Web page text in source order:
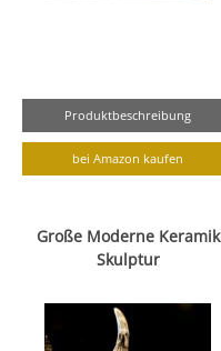
Produktbeschreibung
bei Amazon kaufen
Große Moderne Keramik
Skulptur